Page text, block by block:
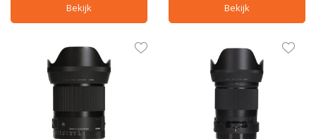
Bekijk Bekijk